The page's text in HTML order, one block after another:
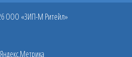
ООО «ЗИП-М Ритейл»